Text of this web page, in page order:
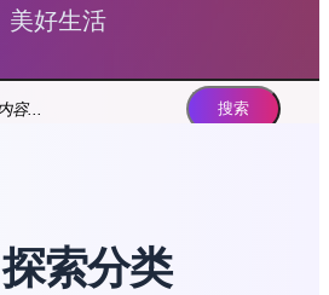
美好生活
搜索
探索分类